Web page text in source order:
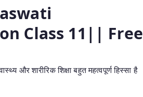
Class 11|| Free
और शारीरिक शिक्षा बहुत महत्वपूर्ण हिस्सा है